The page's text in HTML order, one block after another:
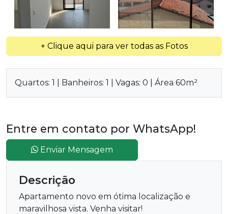
+ Clique aqui para ver todas as Fotos
Quartos: 1 | Banheiros: 1 | Vagas: 0 | Área 60m²
Entre em contato por WhatsApp!
Enviar Mensagem
Descrição
Apartamento novo em ótima localização e
maravilhosa vista. Venha visitar!